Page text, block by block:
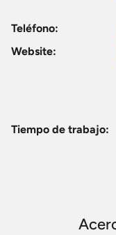
Teléfono:
Website:
Tiempo de trabajo: